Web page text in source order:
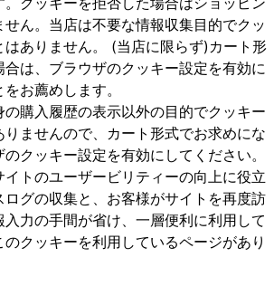
ん。当店は不要な情報収集目的でクッ
はありません。 (当店に限らず)カート形
は、ブラウザのクッキー設定を有効に
お薦めします。
の購入履歴の表示以外の目的でクッキー
りませんので、カート形式でお求めにな
クッキー設定を有効にしてください。
トのユーザービリティーの向上に役立
グの収集と、お客様がサイトを再度訪
力の手間が省け、一層便利に利用して
クッキーを利用しているページがあり